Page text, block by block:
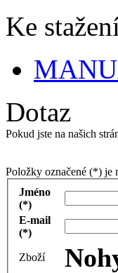
Ke
Dotaz
Pokud jste na našich
Položky označené (*) je
Jméno
(*)
E-mail
(*)
Zboží